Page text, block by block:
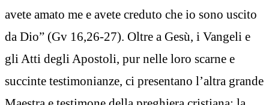
avete amato me e avete creduto che io sono uscito
da Dio” (Gv 16,26-27). Oltre a Gesù, i Vangeli e
gli Atti degli Apostoli, pur nelle loro scarne e
succinte testimonianze, ci presentano l’altra grande